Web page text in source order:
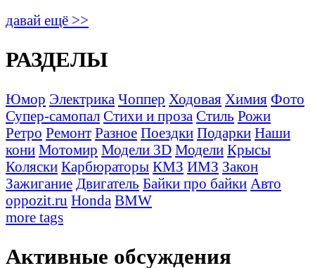
давай ещё >>
РАЗДЕЛЫ
Юмор Электрика Чоппер Ходовая Химия Фото
Супер-самопал Стихи и проза Стиль Рожи
Ретро Ремонт Разное Поездки Подарки Наши
кони Мотомир Модели 3D Модели Крысы
Коляски Карбюраторы КМЗ ИМЗ Закон
Зажигание Двигатель Байки про байки Авто
oppozit.ru Honda BMW
more tags
Активные обсуждения